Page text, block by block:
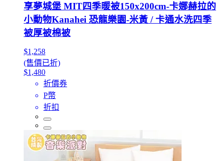
享夢城堡 MIT四季暖被150x200cm-卡娜赫拉的
小動物Kanahei 恐龍樂園-米黃 / 卡通水洗四季
被厚被棉被
$1,258
(售價已折)
$1,480
折價券
P幣
折扣